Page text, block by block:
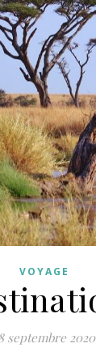
VOYAGE
septembre 2020